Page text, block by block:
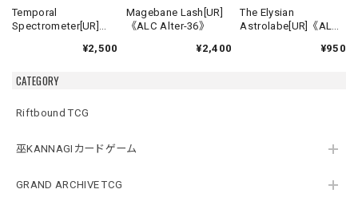
CATEGORY
Riftbound TCG
巫KANNAGIカードゲーム
GRAND ARCHIVE TCG
Temporal
Spectrometer[UR]
¥2,500
Magebane Lash[UR]
《ALC Alter-36》
¥2,400
The Elysian
Astrolabe[UR]《ALC
¥950